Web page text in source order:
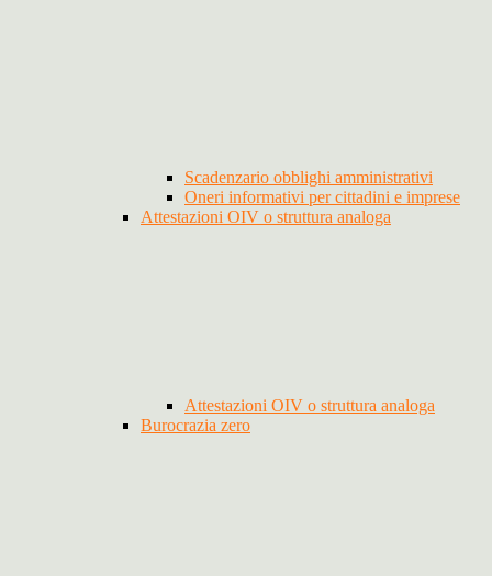
Scadenzario obblighi amministrativi
Oneri informativi per cittadini e imprese
Attestazioni OIV o struttura analoga
Attestazioni OIV o struttura analoga
Burocrazia zero